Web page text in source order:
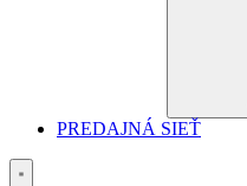
PREDAJNÁ SIEŤ